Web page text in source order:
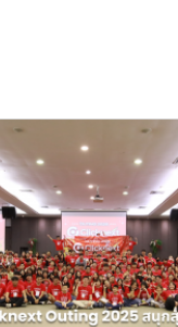
องบริษัท คลิกเน็กซ์ เทค
ว้ารางวัล AI Empower ร